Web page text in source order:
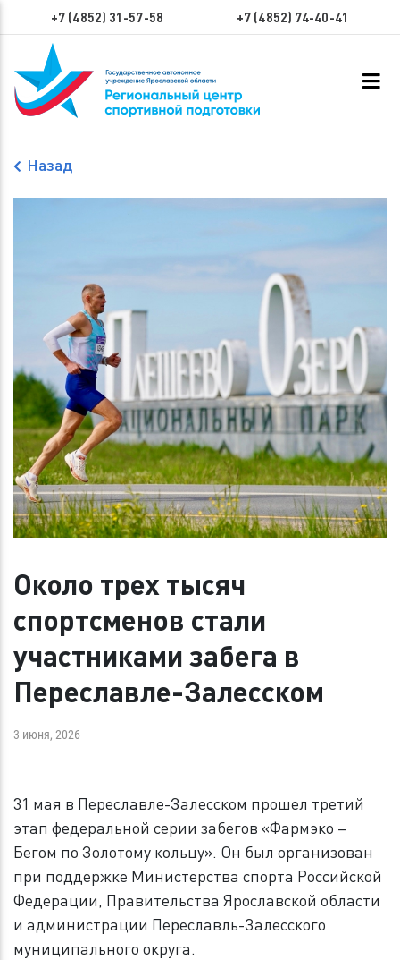
+7 (4852) 31-57-58 +7 (4852) 74-40-41
Назад
Около трех тысяч
спортсменов стали
участниками забега в
Переславле-Залесском
3 июня, 2026
31 мая в Переславле-Залесском прошел третий
этап федеральной серии забегов «Фармэко –
Бегом по Золотому кольцу». Он был организован
при поддержке Министерства спорта Российской
Федерации, Правительства Ярославской области
и администрации Переславль-Залесского
муниципального округа.